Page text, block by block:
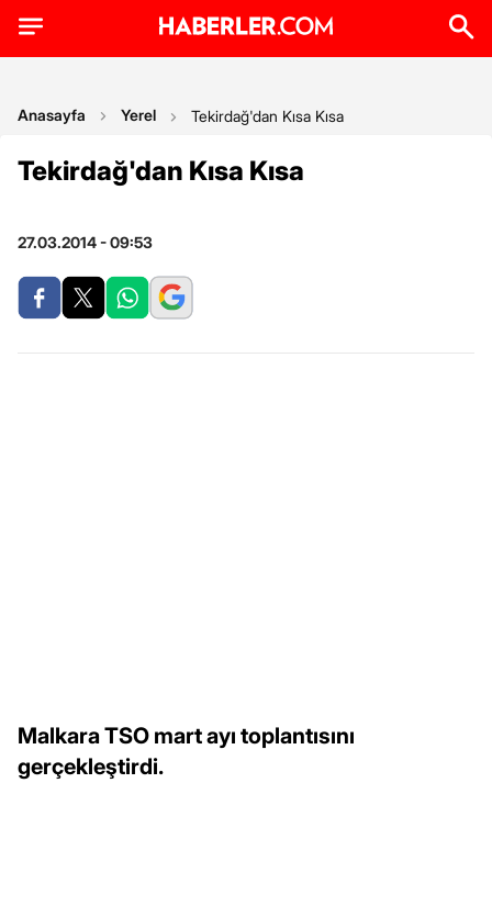
Anasayfa Yerel Tekirdağ'dan Kısa Kısa
Tekirdağ'dan Kısa Kısa
27.03.2014 - 09:53
Malkara TSO mart ayı toplantısını
gerçekleştirdi.